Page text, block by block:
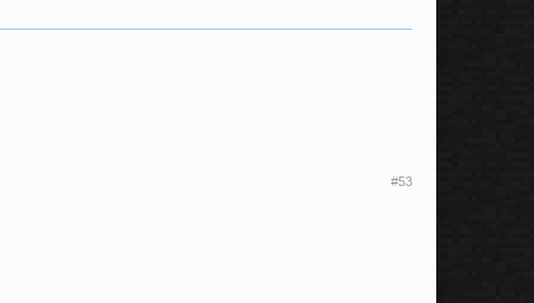
#53